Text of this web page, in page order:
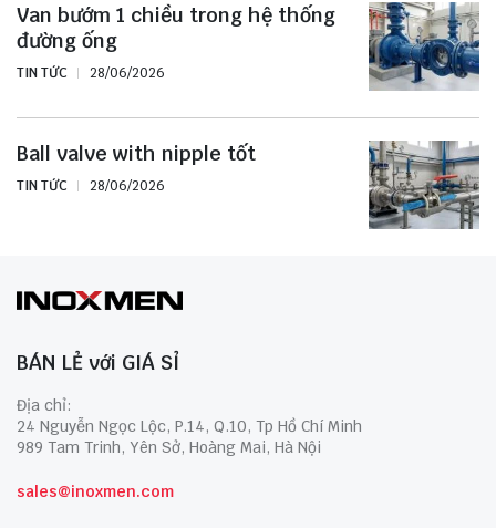
Van bướm 1 chiều trong hệ thống
đường ống
TIN TỨC 28/06/2026
Ball valve with nipple tốt
TIN TỨC 28/06/2026
BÁN LẺ với GIÁ SỈ
Địa chỉ:
24 Nguyễn Ngọc Lộc, P.14, Q.10, Tp Hồ Chí Minh
989 Tam Trinh, Yên Sở, Hoàng Mai, Hà Nội
sales@inoxmen.com